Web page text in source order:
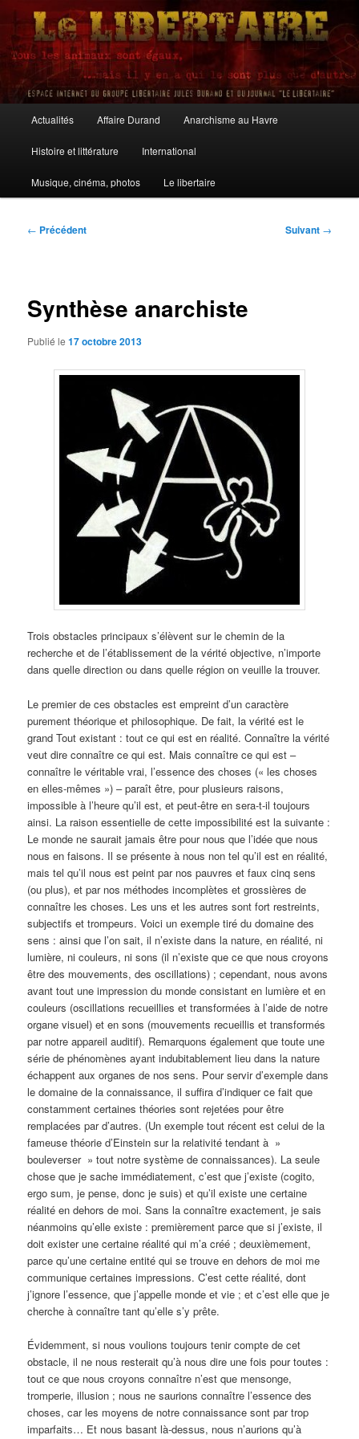
Aller
contenu
principalLe Libertaire
principal
Actualités Affaire Durand Anarchisme au Havre
Histoire et littérature International
Musique, cinéma, photos Le libertaire
Navigation
← Précédent Suivant →
Synthèse anarchiste
Publié le17 octobre 2013
Trois obstacles principaux s’élèvent sur le chemin de la
recherche et de l’établissement de la vérité objective, n’importe
dans quelle direction ou dans quelle région on veuille la trouver.
Le premier de ces obstacles est empreint d’un caractère
purement théorique et philosophique. De fait, la vérité est le
grand Tout existant : tout ce qui est en réalité. Connaître la vérité
veut dire connaître ce qui est. Mais connaître ce qui est –
connaître le véritable vrai, l’essence des choses (« les choses
en elles-mêmes ») – paraît être, pour plusieurs raisons,
impossible à l’heure qu’il est, et peut-être en sera-t-il toujours
ainsi. La raison essentielle de cette impossibilité est la suivante :
Le monde ne saurait jamais être pour nous que l’idée que nous
nous en faisons. Il se présente à nous non tel qu’il est en réalité,
mais tel qu’il nous est peint par nos pauvres et faux cinq sens
(ou plus), et par nos méthodes incomplètes et grossières de
connaître les choses. Les uns et les autres sont fort restreints,
subjectifs et trompeurs. Voici un exemple tiré du domaine des
sens : ainsi que l’on sait, il n’existe dans la nature, en réalité, ni
lumière, ni couleurs, ni sons (il n’existe que ce que nous croyons
être des mouvements, des oscillations) ; cependant, nous avons
avant tout une impression du monde consistant en lumière et en
couleurs (oscillations recueillies et transformées à l’aide de notre
organe visuel) et en sons (mouvements recueillis et transformés
par notre appareil auditif). Remarquons également que toute une
série de phénomènes ayant indubitablement lieu dans la nature
échappent aux organes de nos sens. Pour servir d’exemple dans
le domaine de la connaissance, il suffira d’indiquer ce fait que
constamment certaines théories sont rejetées pour être
remplacées par d’autres. (Un exemple tout récent est celui de la
fameuse théorie d’Einstein sur la relativité tendant à »
bouleverser » tout notre système de connaissances). La seule
chose que je sache immédiatement, c’est que j’existe (cogito,
ergo sum, je pense, donc je suis) et qu’il existe une certaine
réalité en dehors de moi. Sans la connaître exactement, je sais
néanmoins qu’elle existe : premièrement parce que si j’existe, il
doit exister une certaine réalité qui m’a créé ; deuxièmement,
parce qu’une certaine entité qui se trouve en dehors de moi me
communique certaines impressions. C’est cette réalité, dont
j’ignore l’essence, que j’appelle monde et vie ; et c’est elle que je
cherche à connaître tant qu’elle s’y prête.
Évidemment, si nous voulions toujours tenir compte de cet
obstacle, il ne nous resterait qu’à nous dire une fois pour toutes :
tout ce que nous croyons connaître n’est que mensonge,
tromperie, illusion ; nous ne saurions connaître l’essence des
choses, car les moyens de notre connaissance sont par trop
imparfaits… Et nous basant là-dessus, nous n’aurions qu’à